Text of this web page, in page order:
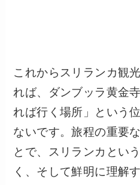
これからスリランカ観
れば、ダンブッラ黄金
れば行く場所」という
ないです。旅程の重要
とで、スリランカとい
く、そして鮮明に理解